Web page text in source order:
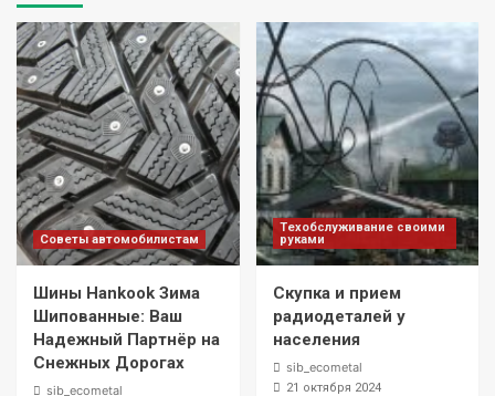
Советы автомобилистам
Шины Hankook Зима
Шипованные: Ваш
Надежный Партнёр на
Снежных Дорогах
sib_ecometal
Техобслуживание своими
руками
Скупка и прием
радиодеталей у
населения
sib_ecometal
21 октября 2024